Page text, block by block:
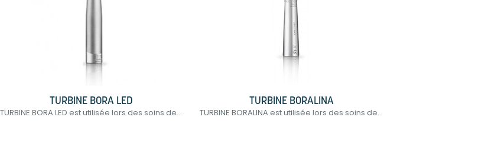
TURBINE BORA LED
TURBINE BORA LED est utilisée lors des soins de...
TURBINE BORALINA
TURBINE BORALINA est utilisée lors des soins de...